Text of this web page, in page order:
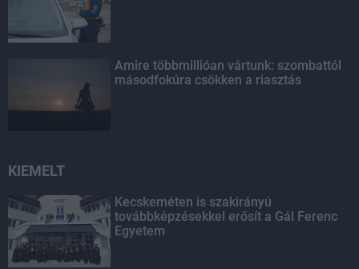
Amire többmillióan vártunk: szombattól
másodfokúra csökken a riasztás
KIEMELT
Kecskeméten is szakirányú
továbbképzésekkel erősít a Gál Ferenc
Egyetem